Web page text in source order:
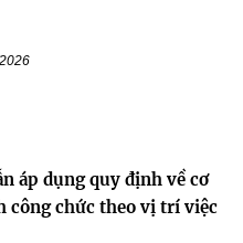
áp dụng quy định về cơ
công chức theo vị trí việc